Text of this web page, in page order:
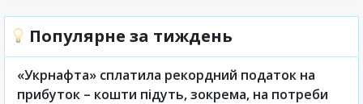
Популярне за тиждень
«Укрнафта» сплатила рекордний податок на
прибуток – кошти підуть, зокрема, на потреби